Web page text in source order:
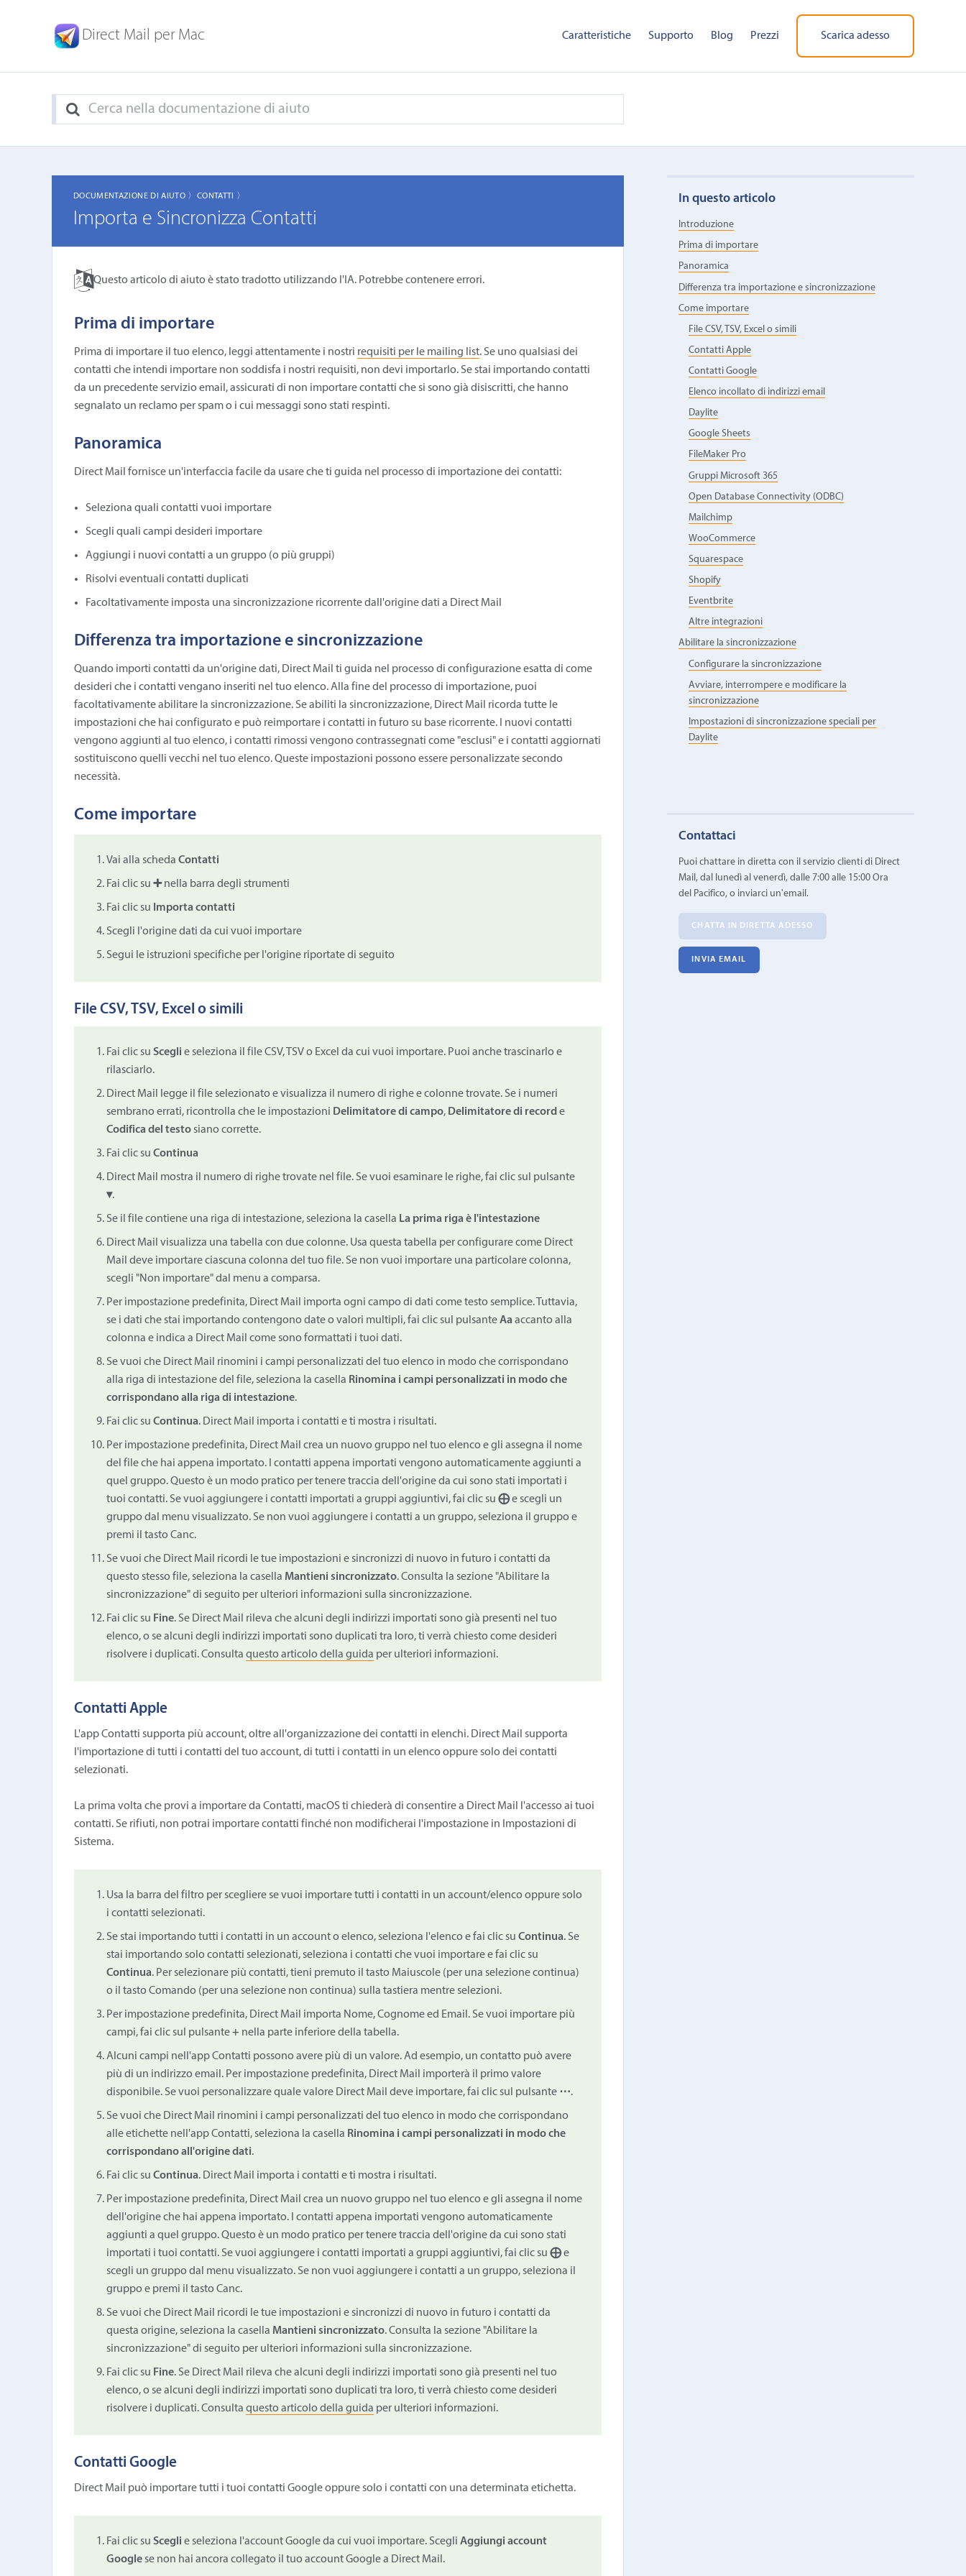
Direct Mail per Mac Caratteristiche Supporto Blog Prezzi Scarica adesso
DOCUMENTAZIONE DI AIUTO 〉 CONTATTI 〉
Importa e Sincronizza Contatti
Questo articolo di aiuto è stato tradotto utilizzando l'IA. Potrebbe contenere errori.
Prima di importare
Prima di importare il tuo elenco, leggi attentamente i nostri requisiti per le mailing list. Se uno qualsiasi dei
contatti che intendi importare non soddisfa i nostri requisiti, non devi importarlo. Se stai importando contatti
da un precedente servizio email, assicurati di non importare contatti che si sono già disiscritti, che hanno
segnalato un reclamo per spam o i cui messaggi sono stati respinti.
Panoramica
Direct Mail fornisce un'interfaccia facile da usare che ti guida nel processo di importazione dei contatti:
Seleziona quali contatti vuoi importare
Scegli quali campi desideri importare
Aggiungi i nuovi contatti a un gruppo (o più gruppi)
Risolvi eventuali contatti duplicati
Facoltativamente imposta una sincronizzazione ricorrente dall'origine dati a Direct Mail
Differenza tra importazione e sincronizzazione
Quando importi contatti da un'origine dati, Direct Mail ti guida nel processo di configurazione esatta di come
desideri che i contatti vengano inseriti nel tuo elenco. Alla fine del processo di importazione, puoi
facoltativamente abilitare la sincronizzazione. Se abiliti la sincronizzazione, Direct Mail ricorda tutte le
impostazioni che hai configurato e può reimportare i contatti in futuro su base ricorrente. I nuovi contatti
vengono aggiunti al tuo elenco, i contatti rimossi vengono contrassegnati come "esclusi" e i contatti aggiornati
sostituiscono quelli vecchi nel tuo elenco. Queste impostazioni possono essere personalizzate secondo
necessità.
Come importare
Vai alla scheda Contatti
Fai clic su ➕nella barra degli strumenti
Fai clic su Importa contatti
Scegli l'origine dati da cui vuoi importare
Segui le istruzioni specifiche per l'origine riportate di seguito
File CSV, TSV, Excel o simili
Fai clic su Scegli e seleziona il file CSV, TSV o Excel da cui vuoi importare. Puoi anche trascinarlo e
rilasciarlo.
Direct Mail legge il file selezionato e visualizza il numero di righe e colonne trovate. Se i numeri
sembrano errati, ricontrolla che le impostazioni Delimitatore di campo, Delimitatore di record e
Codifica del testosiano corrette.
Fai clic su Continua
Direct Mail mostra il numero di righe trovate nel file. Se vuoi esaminare le righe, fai clic sul pulsante
▾.
Se il file contiene una riga di intestazione, seleziona la casella La prima riga è l'intestazione
Direct Mail visualizza una tabella con due colonne. Usa questa tabella per configurare come Direct
Mail deve importare ciascuna colonna del tuo file. Se non vuoi importare una particolare colonna,
scegli "Non importare" dal menu a comparsa.
Per impostazione predefinita, Direct Mail importa ogni campo di dati come testo semplice. Tuttavia,
se i dati che stai importando contengono date o valori multipli, fai clic sul pulsanteAaaccanto alla
colonna e indica a Direct Mail come sono formattati i tuoi dati.
Se vuoi che Direct Mail rinomini i campi personalizzati del tuo elenco in modo che corrispondano
alla riga di intestazione del file, seleziona la casella Rinomina i campi personalizzati in modo che
corrispondano alla riga di intestazione.
Fai clic su Continua. Direct Mail importa i contatti e ti mostra i risultati.
Per impostazione predefinita, Direct Mail crea un nuovo gruppo nel tuo elenco e gli assegna il nome
del file che hai appena importato. I contatti appena importati vengono automaticamente aggiunti a
quel gruppo. Questo è un modo pratico per tenere traccia dell'origine da cui sono stati importati i
tuoi contatti. Se vuoi aggiungere i contatti importati a gruppi aggiuntivi, fai clic su ⨁e scegli un
gruppo dal menu visualizzato. Se non vuoi aggiungere i contatti a un gruppo, seleziona il gruppo e
premi il tasto Canc.
Se vuoi che Direct Mail ricordi le tue impostazioni e sincronizzi di nuovo in futuro i contatti da
questo stesso file, seleziona la casella Mantieni sincronizzato. Consulta la sezione "Abilitare la
sincronizzazione" di seguito per ulteriori informazioni sulla sincronizzazione.
Fai clic su Fine. Se Direct Mail rileva che alcuni degli indirizzi importati sono già presenti nel tuo
elenco, o se alcuni degli indirizzi importati sono duplicati tra loro, ti verrà chiesto come desideri
risolvere i duplicati. Consulta questo articolo della guida per ulteriori informazioni.
Contatti Apple
L'app Contatti supporta più account, oltre all'organizzazione dei contatti in elenchi. Direct Mail supporta
l'importazione di tutti i contatti del tuo account, di tutti i contatti in un elenco oppure solo dei contatti
selezionati.
La prima volta che provi a importare da Contatti, macOS ti chiederà di consentire a Direct Mail l'accesso ai tuoi
contatti. Se rifiuti, non potrai importare contatti finché non modificherai l'impostazione in Impostazioni di
Sistema.
Usa la barra del filtro per scegliere se vuoi importare tutti i contatti in un account/elenco oppure solo
i contatti selezionati.
Se stai importando tutti i contatti in un account o elenco, seleziona l'elenco e fai clic su Continua. Se
stai importando solo contatti selezionati, seleziona i contatti che vuoi importare e fai clic su
Continua. Per selezionare più contatti, tieni premuto il tasto Maiuscole (per una selezione continua)
o il tasto Comando (per una selezione non continua) sulla tastiera mentre selezioni.
Per impostazione predefinita, Direct Mail importa Nome, Cognome ed Email. Se vuoi importare più
campi, fai clic sul pulsante+ nella parte inferiore della tabella.
Alcuni campi nell'app Contatti possono avere più di un valore. Ad esempio, un contatto può avere
più di un indirizzo email. Per impostazione predefinita, Direct Mail importerà il primo valore
disponibile. Se vuoi personalizzare quale valore Direct Mail deve importare, fai clic sul pulsante ⋯.
Se vuoi che Direct Mail rinomini i campi personalizzati del tuo elenco in modo che corrispondano
alle etichette nell'app Contatti, seleziona la casella Rinomina i campi personalizzati in modo che
corrispondano all'origine dati.
Fai clic su Continua. Direct Mail importa i contatti e ti mostra i risultati.
Per impostazione predefinita, Direct Mail crea un nuovo gruppo nel tuo elenco e gli assegna il nome
dell'origine che hai appena importato. I contatti appena importati vengono automaticamente
aggiunti a quel gruppo. Questo è un modo pratico per tenere traccia dell'origine da cui sono stati
importati i tuoi contatti. Se vuoi aggiungere i contatti importati a gruppi aggiuntivi, fai clic su ⨁e
scegli un gruppo dal menu visualizzato. Se non vuoi aggiungere i contatti a un gruppo, seleziona il
gruppo e premi il tasto Canc.
Se vuoi che Direct Mail ricordi le tue impostazioni e sincronizzi di nuovo in futuro i contatti da
questa origine, seleziona la casella Mantieni sincronizzato. Consulta la sezione "Abilitare la
sincronizzazione" di seguito per ulteriori informazioni sulla sincronizzazione.
Fai clic su Fine. Se Direct Mail rileva che alcuni degli indirizzi importati sono già presenti nel tuo
elenco, o se alcuni degli indirizzi importati sono duplicati tra loro, ti verrà chiesto come desideri
risolvere i duplicati. Consulta questo articolo della guida per ulteriori informazioni.
Contatti Google
Direct Mail può importare tutti i tuoi contatti Google oppure solo i contatti con una determinata etichetta.
Fai clic su Scegli e seleziona l'account Google da cui vuoi importare. Scegli Aggiungi account
Googlese non hai ancora collegato il tuo account Google a Direct Mail.
In questo articolo
Introduzione
Prima di importare
Panoramica
Differenza tra importazione e sincronizzazione
Come importare
File CSV, TSV, Excel o simili
Contatti Apple
Contatti Google
Elenco incollato di indirizzi email
Daylite
Google Sheets
FileMaker Pro
Gruppi Microsoft 365
Open Database Connectivity (ODBC)
Mailchimp
WooCommerce
Squarespace
Shopify
Eventbrite
Altre integrazioni
Abilitare la sincronizzazione
Configurare la sincronizzazione
Avviare, interrompere e modificare la
sincronizzazione
Impostazioni di sincronizzazione speciali per
Daylite
Contattaci
Puoi chattare in diretta con il servizio clienti di Direct
Mail, dal lunedì al venerdì, dalle 7:00 alle 15:00 Ora
del Pacifico, o inviarci un'email.
CHATTA IN DIRETTA ADESSO
INVIA EMAIL